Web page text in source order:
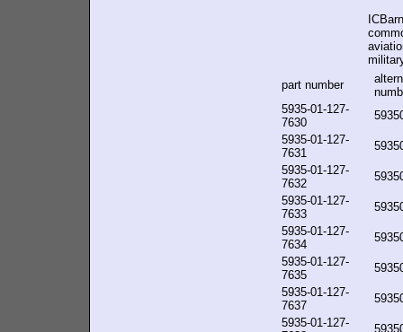
part number
5935-01-127-
7630
5935-01-127-
7631
5935-01-127-
7632
5935-01-127-
7633
5935-01-127-
7634
5935-01-127-
7635
5935-01-127-
7637
5935-01-127-